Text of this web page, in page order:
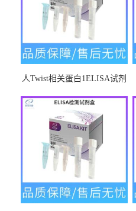
人Twist相关蛋白1ELISA试剂